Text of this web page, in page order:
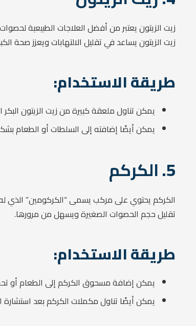
زيت الزيتون يعتبر من أفضل العلاجات الطبيعية
زيت الزيتون يساعد في تقليل الالتهابات ويعزز صحة
طريقة الاستخدام:
يمكن تناول ملعقة كبيرة من زيت الزيتون البكر
يمكن أيضًا إضافته إلى السلطات أو الطعام
5. الكركم
الكركم يحتوي على مركب يسمى “الكركومين” الذي
تقليل حجم الحصوات الصغيرة ويسهل من مرورها.
طريقة الاستخدام:
يمكن إضافة مسحوق الكركم إلى الطعام أو
يمكن أيضًا تناول مكملات الكركم بعد استشارة